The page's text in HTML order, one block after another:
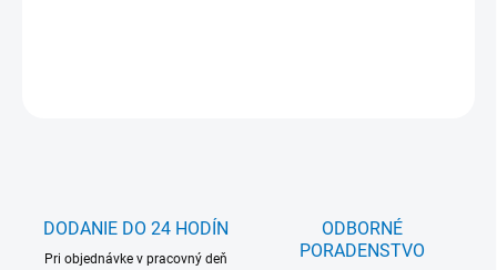
DODANIE DO 24 HODÍN
Pri objednávke v pracovný deň
ODBORNÉ
PORADENSTVO